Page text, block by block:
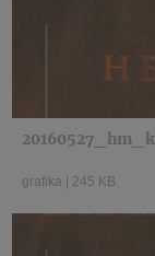
grafika 245 KB